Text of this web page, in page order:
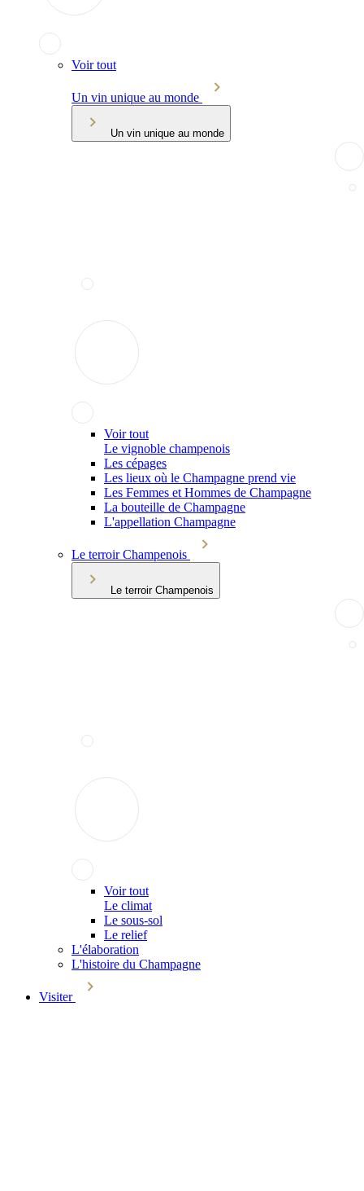
Voir tout
Un vin unique au monde
Un vin unique au monde
Voir tout
Le vignoble champenois
Les cépages
Les lieux où le Champagne prend vie
Les Femmes et Hommes de Champagne
La bouteille de Champagne
L'appellation Champagne
Le terroir Champenois
Le terroir Champenois
Voir tout
Le climat
Le sous-sol
Le relief
L'élaboration
L'histoire du Champagne
Visiter